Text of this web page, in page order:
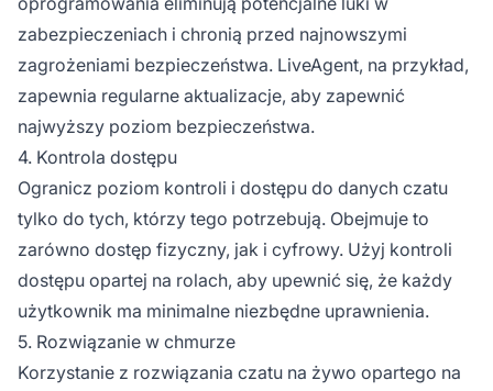
zabezpieczeniach i chronią przed najnowszymi
zagrożeniami bezpieczeństwa. LiveAgent, na przykład,
zapewnia regularne aktualizacje, aby zapewnić
najwyższy poziom bezpieczeństwa.
4. Kontrola dostępu
Ogranicz poziom kontroli i dostępu do danych czatu
tylko do tych, którzy tego potrzebują. Obejmuje to
zarówno dostęp fizyczny, jak i cyfrowy. Użyj kontroli
dostępu opartej na rolach, aby upewnić się, że każdy
użytkownik ma minimalne niezbędne uprawnienia.
5. Rozwiązanie w chmurze
Korzystanie z rozwiązania czatu na żywo opartego na